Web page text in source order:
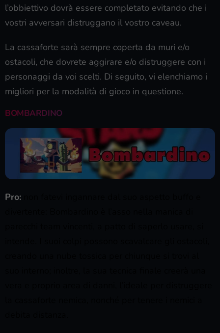
l’obbiettivo dovrà essere completato evitando che i
vostri avversari distruggano il vostro caveau.
La cassaforte sarà sempre coperta da muri e/o
ostacoli, che dovrete aggirare e/o distruggere con i
personaggi da voi scelti. Di seguito, vi elenchiamo i
migliori per la modalità di gioco in questione.
BOMBARDINO
Pro: